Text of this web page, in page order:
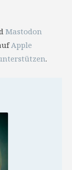
Mastodon
Apple
.